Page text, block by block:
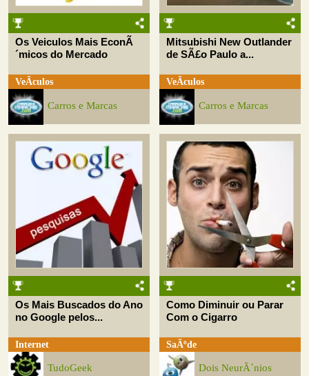
Os Veiculos Mais EconÃ
´micos do Mercado
VeÃ­culos
Carros e Marcas
Mitsubishi New Outlander
de SÃ£o Paulo a...
VeÃ­culos
Carros e Marcas
Os Mais Buscados do Ano
no Google pelos...
Internet
TudoGeek
Como Diminuir ou Parar
Com o Cigarro
SaÃºde
Dois NeurÃ´nios